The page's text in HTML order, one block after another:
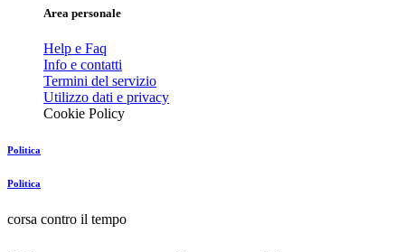
Area personale
Help e Faq
Info e contatti
Termini del servizio
Utilizzo dati e privacy
Cookie Policy
Politica
Politica
corsa contro il tempo